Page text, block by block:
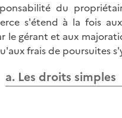
du
s'étend à la fois
le gérant et aux
frais de poursuites
a. Les droits simples